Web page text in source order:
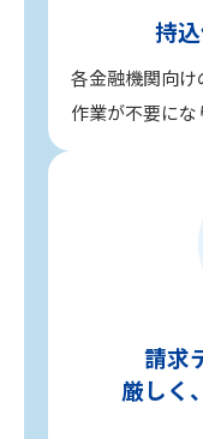
持
各金融機関向け
作業が不要にな
請求
厳しく